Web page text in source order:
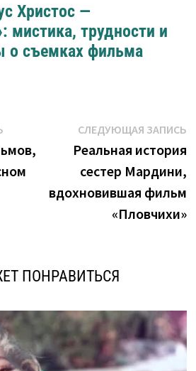
Христос —
мистика, трудности и
о съемках фильма
Предыдущая
запись:
СЛЕДУЮЩАЯ ЗАПИСЬ
Реальная история
сестер Мардини,
вдохновившая фильм
«Пловчихи»
ПОНРАВИТЬСЯ